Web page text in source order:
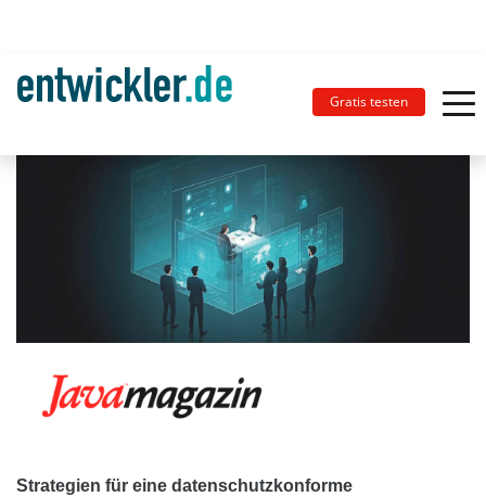
Gratis testen
Strategien für eine datenschutzkonforme